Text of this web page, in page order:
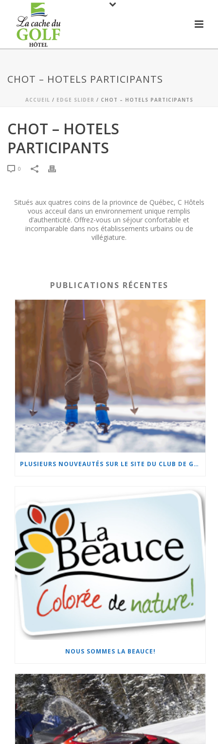
CHOT – HOTELS PARTICIPANTS
ACCUEIL / EDGE SLIDER / CHOT – HOTELS PARTICIPANTS
CHOT – HOTELS
PARTICIPANTS
0
Situés aux quatres coins de la priovince de Québec, C Hôtels
vous acceuil dans un environnement unique remplis
d’authenticité. Offrez-vous un séjour confortable et
incomparable dans nos établissements urbains ou de
villégiature.
PUBLICATIONS RÉCENTES
PLUSIEURS NOUVEAUTÉS SUR LE SITE DU CLUB DE GOLF DE BEAUCEVILLE ET À L’HÔTEL LA CACHE DU GOLF!
NOUS SOMMES LA BEAUCE!